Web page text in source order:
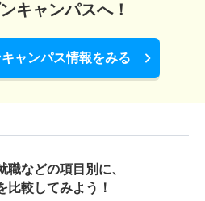
キャンパスへ！
ャンパス情報をみる
職などの項目別に、
比較してみよう！